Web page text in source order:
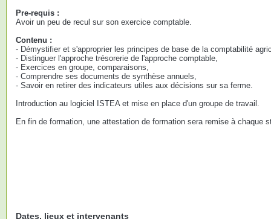
Pre-requis :
Avoir un peu de recul sur son exercice comptable.
Contenu :
- Démystifier et s'approprier les principes de base de la comptabilité
- Distinguer l'approche trésorerie de l'approche comptable,
- Exercices en groupe, comparaisons,
- Comprendre ses documents de synthèse annuels,
- Savoir en retirer des indicateurs utiles aux décisions sur sa ferme.
Introduction au logiciel ISTEA et mise en place d'un groupe de travail.
En fin de formation, une attestation de formation sera remise à chaque
Dates, lieux et intervenants